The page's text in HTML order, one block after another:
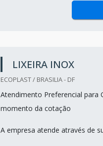
LIXEIRA INOX
ECOPLAST / BRASILIA - DF
Atendimento Preferencial para
momento da cotação
A empresa atende através de